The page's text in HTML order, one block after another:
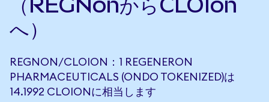
へ）
REGNON/CLOION：1 REGENERON
PHARMACEUTICALS (ONDO TOKENIZED)は
14.1992 CLOIONに相当します